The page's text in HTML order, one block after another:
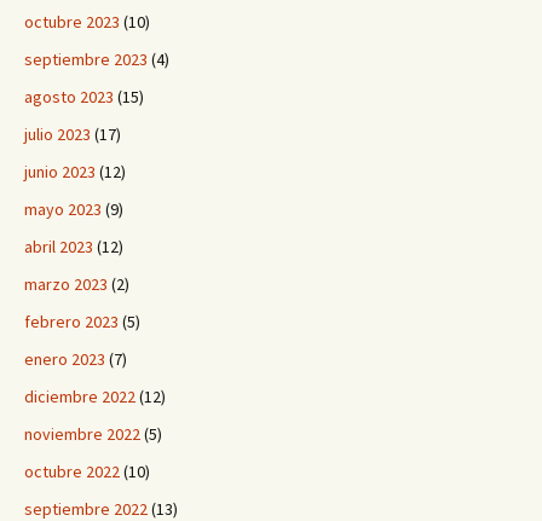
octubre 2023 (10)
septiembre 2023 (4)
agosto 2023 (15)
julio 2023 (17)
junio 2023 (12)
mayo 2023 (9)
abril 2023 (12)
marzo 2023 (2)
febrero 2023 (5)
enero 2023 (7)
diciembre 2022(12)
noviembre 2022(5)
octubre 2022(10)
septiembre 2022(13)